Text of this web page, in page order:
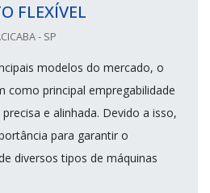
FLEXÍVEL
- SP
modelos do mercado, o
como principal empregabilidade
e alinhada. Devido a isso,
para garantir o
diversos tipos de máquinas